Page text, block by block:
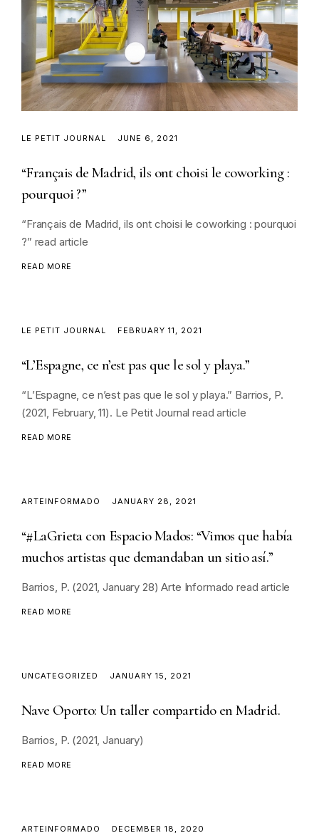
LE PETIT JOURNAL JUNE 6, 2021
“Français de Madrid, ils ont choisi le coworking :
pourquoi ?”
“Français de Madrid, ils ont choisi le coworking : pourquoi
?” read article
READ MORE
LE PETIT JOURNAL FEBRUARY 11, 2021
“L’Espagne, ce n’est pas que le sol y playa.”
“L’Espagne, ce n’est pas que le sol y playa.” Barrios, P.
(2021, February, 11). Le Petit Journal read article
READ MORE
ARTEINFORMADO JANUARY 28, 2021
“#LaGrieta con Espacio Mados: “Vimos que había
muchos artistas que demandaban un sitio así.”
Barrios, P. (2021, January 28) Arte Informado read article
READ MORE
UNCATEGORIZED JANUARY 15, 2021
Nave Oporto: Un taller compartido en Madrid.
Barrios, P. (2021, January)
READ MORE
ARTEINFORMADO DECEMBER 18, 2020